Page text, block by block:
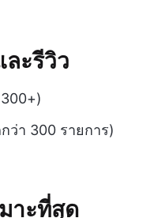
ะรีวิว
ว่า 300 รายการ)
าะที่สุด